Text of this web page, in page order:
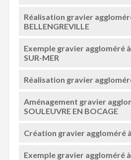
Réalisation gravier
BELLENGREVILLE
Exemple gravier aggloméré à
SUR-MER
Réalisation gravier
Aménagement gravier
SOULEUVRE EN BOCAGE
Création gravier aggloméré à
Exemple gravier aggloméré à